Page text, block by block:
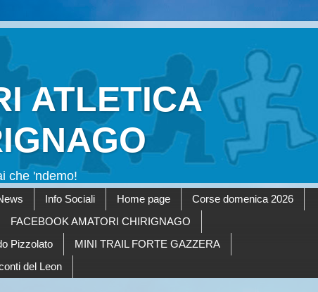
ATLETICA
che 'ndemo!
Info Sociali Home page
Corse domenica 2026
FACEBOOK AMATORI CHIRIGNAGO
Pizzolato
MINI TRAIL FORTE GAZZERA
del Leon